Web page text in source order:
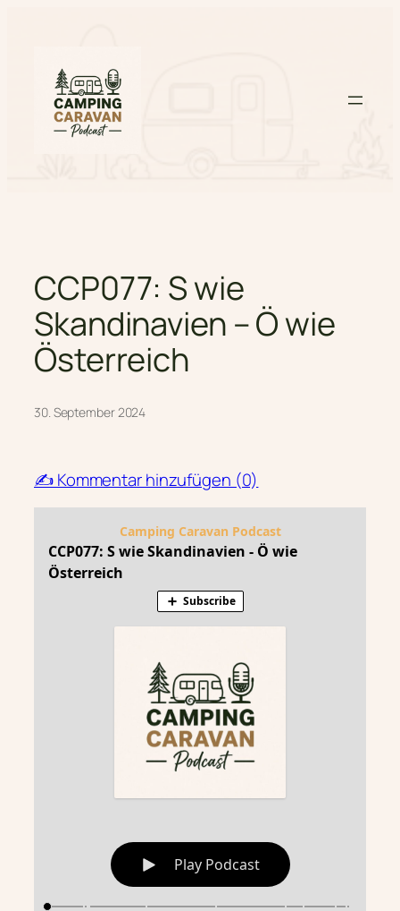
CCP077: S wie
Skandinavien – Ö wie
Österreich
30. September 2024
✍️ Kommentar hinzufügen (0)